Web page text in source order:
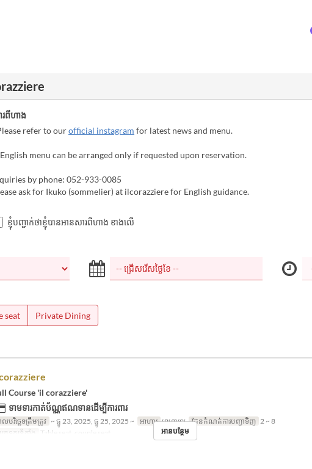
រពីហាង
refer to ourofficial instagram for latest news and menu.
menu can be arranged only if requested upon reservation.
by phone: 052-933-0085
ask for Ikuko (sommelier) at ilcorazziere for English guidance.
ខ្ញុំបញ្ជាក់ថាខ្ញុំបានអានសារពីហាង ខាងលើ
seat Private Dining
Course 'il corazziere'
ទាមទារកាត់ប័ណ្ណឥណទានដើម្បីការពារ
លបរិច្ឆេទត្រឹមត្រូវ ~ ធ្នូ 23, 2025, ធ្នូ 25, 2025 ~ អាហារ អាហារឡ ដែនកំណត់ការបញ្ជាទិញ 2 ~ 8
ភេទកន្រ្ត័តាំង
Table seat, couple seat អានបន្ថែម